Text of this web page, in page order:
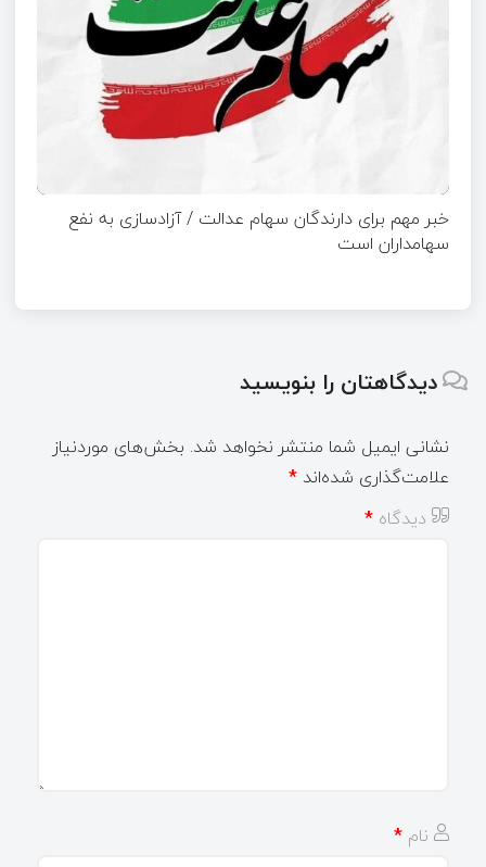
خبر مهم برای دارندگان سهام عدالت / آزادسازی به نفع
سهامداران است
دیدگاهتان را بنویسید
نشانی ایمیل شما منتشر نخواهد شد. بخش‌های موردنیاز
علامت‌گذاری شده‌اند *
دیدگاه *
نام *